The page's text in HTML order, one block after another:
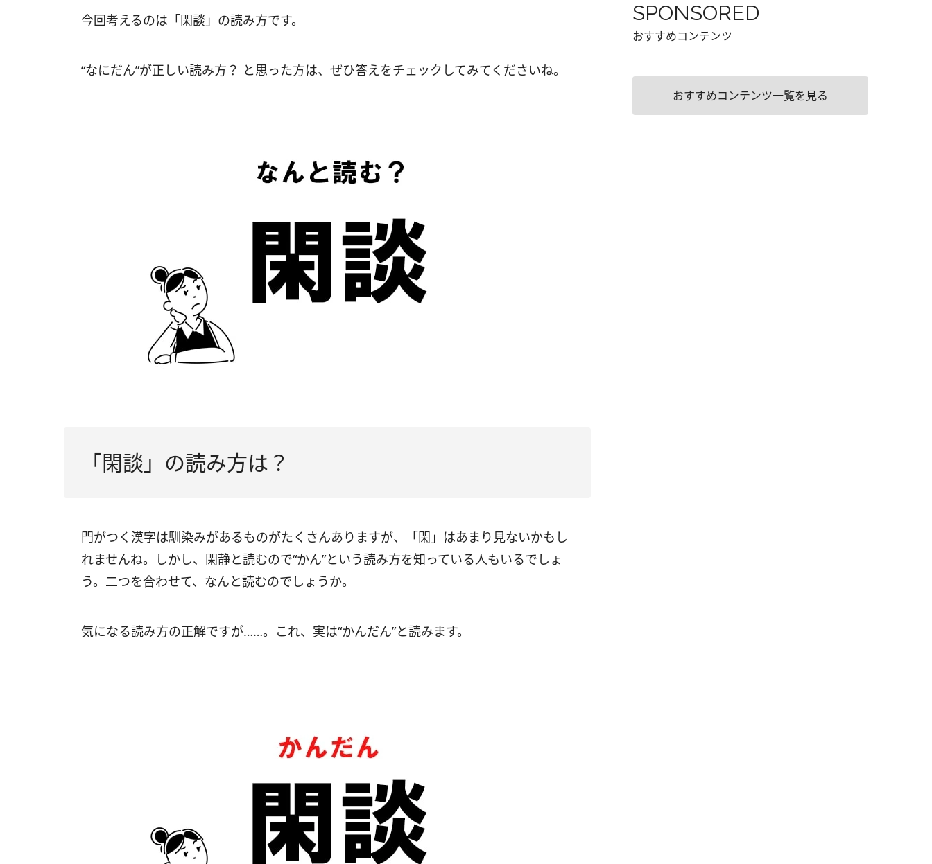
今回考えるのは「閑談」の読み方です。
“なにだん”が正しい読み方？ と思った方は、ぜひ答えをチェックしてみてくださいね。
「閑談」の読み方は？
門がつく漢字は馴染みがあるものがたくさんありますが、「閑」はあまり見ないかもし
れませんね。しかし、閑静と読むので“かん”という読み方を知っている人もいるでしょ
う。二つを合わせて、なんと読むのでしょうか。
気になる読み方の正解ですが……。これ、実は“かんだん”と読みます。
SPONSORED
おすすめコンテンツ
おすすめコンテンツ一覧を見る